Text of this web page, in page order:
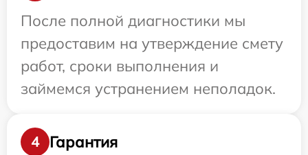
После полной диагностики мы
предоставим на утверждение смету
работ, сроки выполнения и
займемся устранением неполадок.
4
Гарантия